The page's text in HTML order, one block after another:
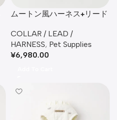
ムートン風ハーネス+リード
COLLAR / LEAD /
HARNESS, Pet Supplies
¥6,980.00